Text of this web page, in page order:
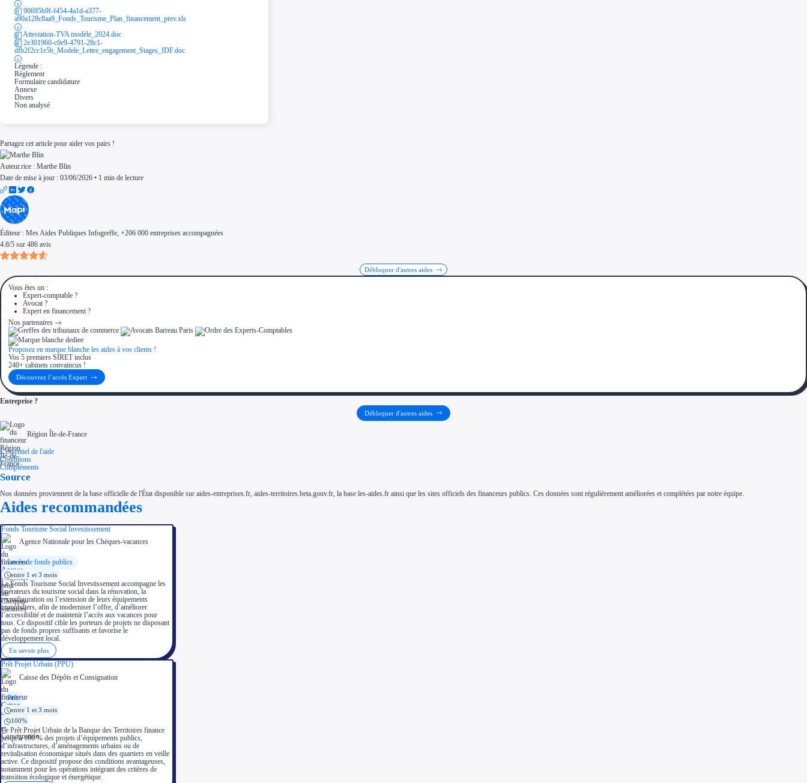
90695b9f-f454-4a1d-a377-
a90a128c8aa9_Fonds_Tourisme_Plan_financement_prev.xls
Attestation-TVA modèle_2024.doc
2e301960-c0e9-4791-28c1-
dfb2f2cc1e5b_Modele_Lettre_engagement_Stages_IDF.doc
Légende :
Règlement
Formulaire candidature
Annexe
Divers
Non analysé
Partagez cet article pour aider vos pairs !
Auteur.rice : Marthe Blin
Date de mise à jour : 03/06/2026 • 1 min de lecture
Éditeur : Mes Aides Publiques Infogreffe, +206 000 entreprises accompagnées
4.8/5 sur 486 avis
Débloquer d'autres aides
Vous êtes un :
Expert-comptable ?
Avocat ?
Expert en financement ?
Nos partenaires
Proposez en marque blanche les aides à vos clients !
Vos 5 premiers SIRET inclus
240+ cabinets convaincus !
Découvrez l’accès Expert
Entreprise ?
Débloquer d'autres aides
Région Île-de-France
L'essentiel de l'aide
Conditions
Compléments
Source
Nos données proviennent de la base officielle de l'État disponible sur aides-entreprises.fr, aides-territoires.beta.gouv.fr, la base les-aides.fr ainsi que les sites officiels des financeurs publics. Ces données sont régulièrement améliorées et complétées par notre équipe.
Aides recommandées
Fonds Tourisme Social Investissement
Agence Nationale pour les Chèques-vacances
Levée de fonds publics
entre 1 et 3 mois
Le Fonds Tourisme Social Investissement accompagne les
opérateurs du tourisme social dans la rénovation, la
reconfiguration ou l’extension de leurs équipements
immobiliers, afin de moderniser l’offre, d’améliorer
l’accessibilité et de maintenir l’accès aux vacances pour
tous. Ce dispositif cible les porteurs de projets ne disposant
pas de fonds propres suffisants et favorise le
développement local.
En savoir plus
Prêt Projet Urbain (PPU)
Caisse des Dépôts et Consignation
Prêt
entre 1 et 3 mois
100%
Le Prêt Projet Urbain de la Banque des Territoires finance
jusqu’à 100 % des projets d’équipements publics,
d’infrastructures, d’aménagements urbains ou de
revitalisation économique situés dans des quartiers en veille
active. Ce dispositif propose des conditions avantageuses,
notamment pour les opérations intégrant des critères de
transition écologique et énergétique.